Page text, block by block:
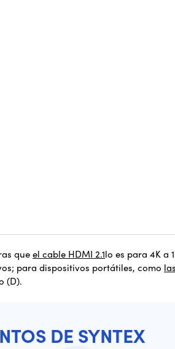
queel cable HDMI 2.1lo es para 4K a
para dispositivos portátiles, como
(D).
DE SYNTEX